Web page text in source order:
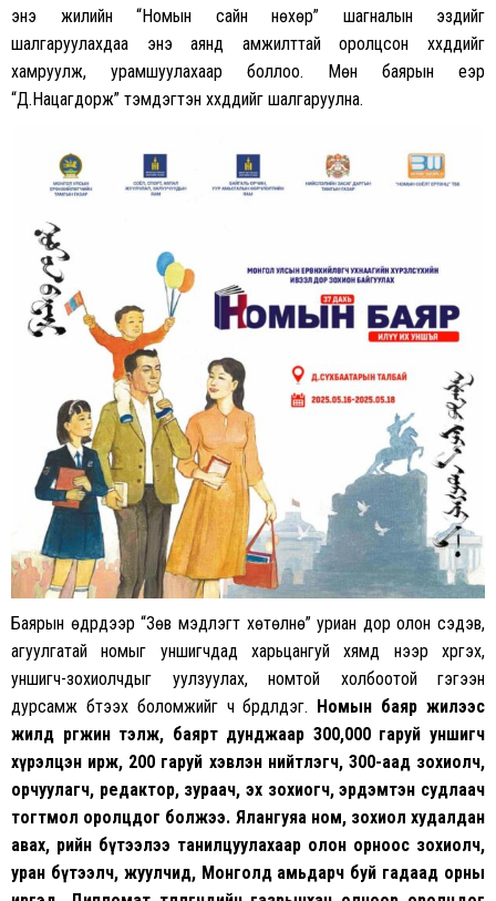
энэ жилийн “Номын сайн нөхөр” шагналын эздийг
шалгаруулахдаа энэ аянд амжилттай оролцсон хүүхдүүдийг
хамруулж, урамшуулахаар боллоо. Мөн баярын үеэр
“Д.Нацагдорж” тэмдэгтэн хүүхдүүдийг шалгаруулна.
Баярын өдрүүдээр “Зөв мэдлэгт хөтөлнө” уриан дор олон сэдэв,
агуулгатай номыг уншигчдад харьцангуй хямд үнээр хүргэх,
уншигч-зохиолчдыг уулзуулах, номтой холбоотой гэгээн
дурсамж бүтээх боломжийг ч бүрдүүлдэг. Номын баяр жилээс
жилд өргөжин тэлж, баярт дунджаар 300,000 гаруй уншигч
хүрэлцэн ирж, 200 гаруй хэвлэн нийтлэгч, 300-аад зохиолч,
орчуулагч, редактор, зураач, эх зохиогч, эрдэмтэн судлаач
тогтмол оролцдог болжээ. Ялангуяа ном, зохиол худалдан
авах, өөрийн бүтээлээ танилцуулахаар олон орноос зохиолч,
уран бүтээлч, жуулчид, Монголд амьдарч буй гадаад орны